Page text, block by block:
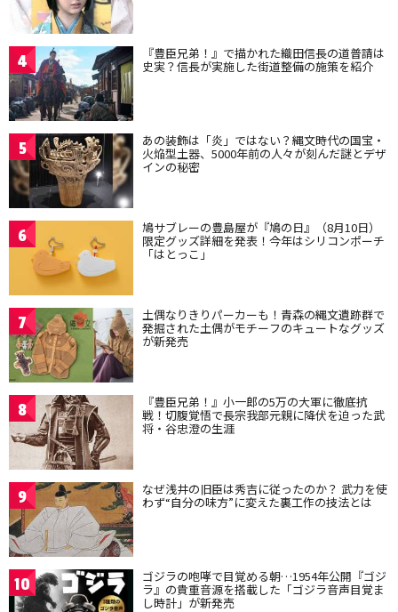
4 『豊臣兄弟！』で描かれた織田信長の道普請は
史実？信長が実施した街道整備の施策を紹介
5 あの装飾は「炎」ではない？縄文時代の国宝・
火焔型土器、5000年前の人々が刻んだ謎とデザ
インの秘密
6 鳩サブレーの豊島屋が『鳩の日』（8月10日）
限定グッズ詳細を発表！今年はシリコンポーチ
「はとっこ」
7 土偶なりきりパーカーも！青森の縄文遺跡群で
発掘された土偶がモチーフのキュートなグッズ
が新発売
8 『豊臣兄弟！』小一郎の5万の大軍に徹底抗
戦！切腹覚悟で長宗我部元親に降伏を迫った武
将・谷忠澄の生涯
9 なぜ浅井の旧臣は秀吉に従ったのか？ 武力を使
わず“自分の味方”に変えた裏工作の技法とは
10 ゴジラの咆哮で目覚める朝…1954年公開『ゴジ
ラ』の貴重音源を搭載した「ゴジラ音声目覚ま
し時計」が新発売